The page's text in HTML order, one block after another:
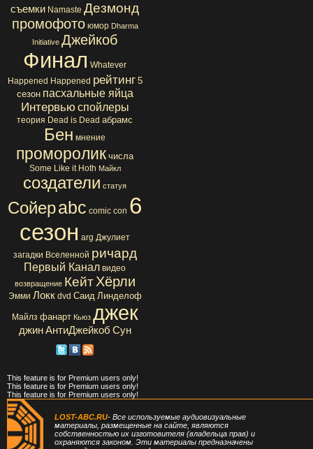
съемки Namaste Дезмонд
промофото юмор Dharma
Initiative Джейкоб
Финал Whatever
Happened Happened рейтинг 5
сезон пасхальные яйца
Интервью спойлеры
теория Dead is Dead абрамс
Бен мнение
проморолик числа
Some Like it Hoth Майкл
создатели статуя
Сойерabc comic con 6
сезон arg Джулиет
загадки Вселенной ричард
Первый Канал видео
возвращение Кейт Хёрли
Эмми Локк dvd Саид Линделоф
Майлз фанарт Кьюз джек
джин АнтиДжейкоб Сун
This feature is for Premium users only!
This feature is for Premium users only!
This feature is for Premium users only!
LOST-ABC.RU- Все используемые аудиовизуальные
материалы, размещенные на сайте, являются
собственностью их изготовителя (владельца прав) и
охраняются законом. Эти материалы предназначены